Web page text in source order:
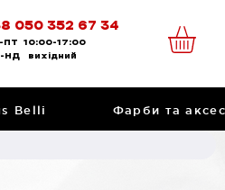
050 352 67 34
ПТ 10:00-17:00
НД вихідний
Belli Фарби та